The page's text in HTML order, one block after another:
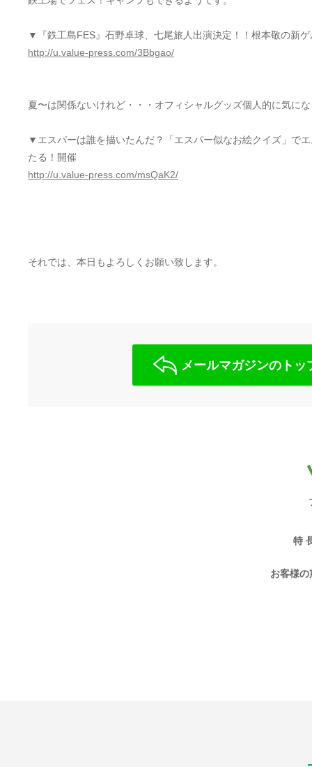
▼『鉄工島FES』石野卓球、七尾旅人出演決定！！根本敬の新
http://u.value-press.com/3Bbgao/
夏〜は関係ないけれど・・・オフィシャルグッズ個人的に気に
▼エスパーは誰を描いたんだ？「エスパー似なお絵クイズ」で
たる！開催
http://u.value-press.com/msQaK2/
それでは、本日もよろしくお願い致します。
メールマガジンのトッ
特
お客様の